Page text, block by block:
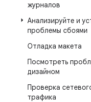
журналов
Анализируйте и
проблемы сбоями
Отладка макета
Посмотреть
дизайном
Проверка
трафика